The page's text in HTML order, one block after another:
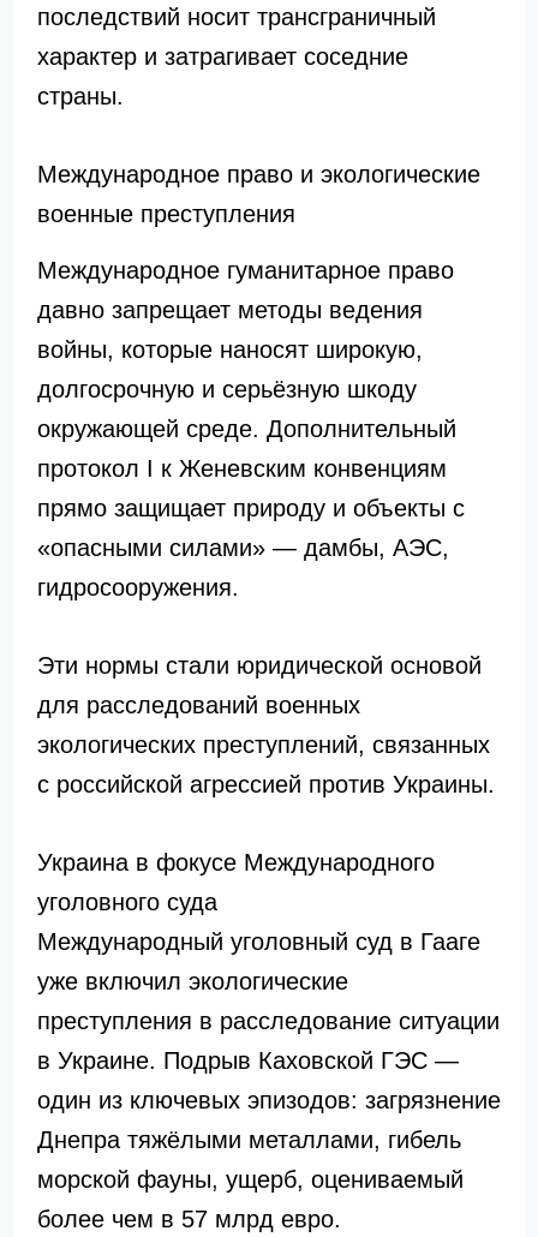
последствий носит трансграничный
характер и затрагивает соседние
страны.
Международное право и экологические
военные преступления
Международное гуманитарное право
давно запрещает методы ведения
войны, которые наносят широкую,
долгосрочную и серьёзную шкоду
окружающей среде. Дополнительный
протокол I к Женевским конвенциям
прямо защищает природу и объекты с
«опасными силами» — дамбы, АЭС,
гидросооружения.
Эти нормы стали юридической основой
для расследований военных
экологических преступлений, связанных
с российской агрессией против Украины.
Украина в фокусе Международного
уголовного суда
Международный уголовный суд в Гааге
уже включил экологические
преступления в расследование ситуации
в Украине. Подрыв Каховской ГЭС —
один из ключевых эпизодов: загрязнение
Днепра тяжёлыми металлами, гибель
морской фауны, ущерб, оцениваемый
более чем в 57 млрд евро.